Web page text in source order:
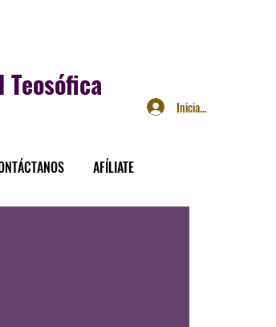
Teosófica
AFÍLIATE
Iniciar sesión